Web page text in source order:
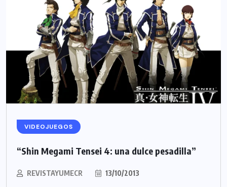
VIDEOJUEGOS
“Shin Megami Tensei 4: una dulce pesadilla”
REVISTAYUMECR 13/10/2013